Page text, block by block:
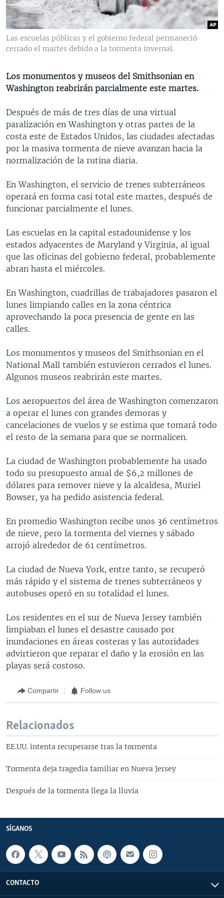
VENEZUELA
BRASIL
NICARAGUA
ECONOMÍA
ENTRETENIMIENTO Y CULTURA
TECNOLOGÍA
CIENCIA Y SALUD
MULTIMEDIA
VIDEOS
FOTOGRAFÍA
PROGRAMAS TV
EL MUNDO AL DÍA
VISIÓN 360
PANORAMA
RADIO
AUDIONOTICIAS
ESTADOS UNIDOS AL DÍA
EL MUNDO AL DÍA [RADIO]
FORO [RADIO]
NOTA ECONÓMICA
ENTRETENIMIENTO
DOCUMENTALES DE LA VOA
Learning English
SÍGANOS
Idiomas
Las escuelas públicas y el gobierno federal permaneció
cerrado el martes debido a la tormenta invernal.
Los monumentos y museos del Smithsonian en
Washington reabrirán parcialmente este martes.
Después de más de tres días de una virtual
paralización en Washington y otras partes de la
costa este de Estados Unidos, las ciudades afectadas
por la masiva tormenta de nieve avanzan hacia la
normalización de la rutina diaria.
En Washington, el servicio de trenes subterráneos
operará en forma casi total este martes, después de
funcionar parcialmente el lunes.
Las escuelas en la capital estadounidense y los
estados adyacentes de Maryland y Virginia, al igual
que las oficinas del gobierno federal, probablemente
abran hasta el miércoles.
En Washington, cuadrillas de trabajadores pasaron el
lunes limpiando calles en la zona céntrica
aprovechando la poca presencia de gente en las
calles.
Los monumentos y museos del Smithsonian en el
National Mall también estuvieron cerrados el lunes.
Algunos museos reabrirán este martes.
Los aeropuertos del área de Washington comenzaron
a operar el lunes con grandes demoras y
cancelaciones de vuelos y se estima que tomará todo
el resto de la semana para que se normalicen.
La ciudad de Washington probablemente ha usado
todo su presupuesto anual de $6,2 millones de
dólares para remover nieve y la alcaldesa, Muriel
Bowser, ya ha pedido asistencia federal.
En promedio Washington recibe unos 36 centímetros
de nieve, pero la tormenta del viernes y sábado
arrojó alrededor de 61 centímetros.
La ciudad de Nueva York, entre tanto, se recuperó
más rápido y el sistema de trenes subterráneos y
autobuses operó en su totalidad el lunes.
Los residentes en el sur de Nueva Jersey también
limpiaban el lunes el desastre causado por
inundaciones en áreas costeras y las autoridades
advirtieron que reparar el daño y la erosión en las
playas será costoso.
Compartir Follow us
Relacionados
EE.UU. intenta recuperarse tras la tormenta
Tormenta deja tragedia familiar en Nueva Jersey
Después de la tormenta llega la lluvia
SÍGANOS
CONTACTO